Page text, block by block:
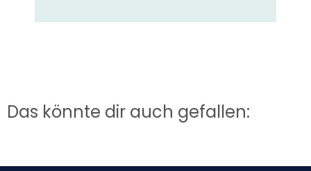
Das könnte dir auch gefallen: